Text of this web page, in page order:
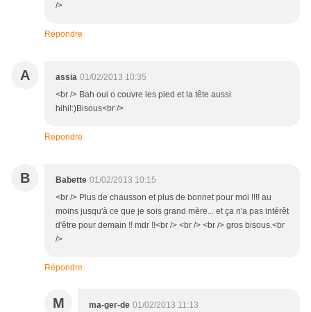
/>
Répondre
A assia 01/02/2013 10:35
<br /> Bah oui o couvre les pied et la tête aussi
hihi!:)Bisous<br />
Répondre
B Babette 01/02/2013 10:15
<br /> Plus de chausson et plus de bonnet pour moi !!!! au
moins jusqu'à ce que je sois grand mère... et ça n'a pas intérêt
d'être pour demain !! mdr !!<br /> <br /> <br /> gros bisous.<br
/>
Répondre
M ma-ger-de 01/02/2013 11:13